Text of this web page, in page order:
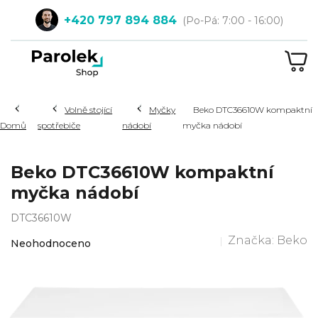
obsah
+420 797 894 884
Hledat
Domů
Volně stojící
spotřebiče
Myčky
nádobí
Beko DTC36610W kompaktní
myčka nádobí
Beko DTC36610W kompaktní
myčka nádobí
DTC36610W
hodnocení
Neohodnoceno Značka: Beko